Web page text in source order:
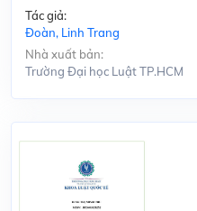
Tác giả:
Đoàn, Linh Trang
Nhà xuất bản:
Trường Đại học Luật TP.HCM